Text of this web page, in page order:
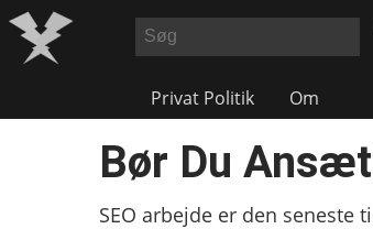
Privat Politik Om
Bør Du
SEO arbejde er den seneste